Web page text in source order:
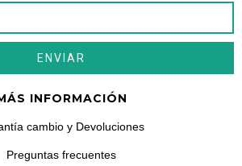
INFORMACIÓN
cambio y Devoluciones
Preguntas frecuentes